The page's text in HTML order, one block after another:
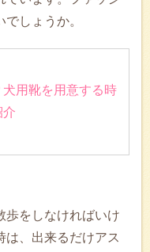
しょうか。
用靴を用意する時
介
歩をしなければいけ
は、出来るだけアス